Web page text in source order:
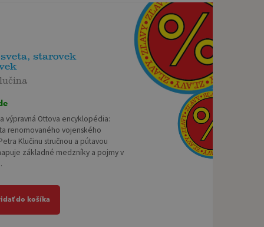
starovek
výpravná Ottova encyklopédia:
renomovaného vojenského
Klučinu stručnou a pútavou
základné medzníky a pojmy v
do košíka